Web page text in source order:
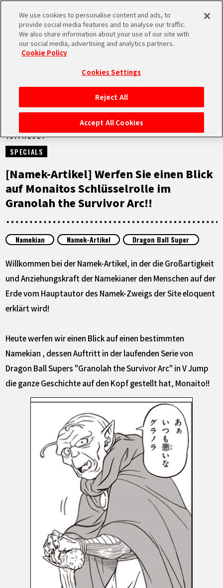
MEN
STARTSEITE
NEUES
HIGHLIGHTS
VIDEOS
SPECIALS
INFOS
LANGUAGE
NEUES
18.11.2021
SPECIALS
[Namek-Artikel] Werfen Sie einen Blick
auf Monaitos Schlüsselrolle im
Granolah the Survivor Arc!!
Namekian Namek-Artikel Dragon Ball Super
Willkommen bei der Namek-Artikel, in der die Großartigkeit
und Anziehungskraft der Namekianer den Menschen auf der
Erde vom Hauptautor des Namek-Zweigs der Site eloquent
erklärt wird!
Heute werfen wir einen Blick auf einen bestimmten
Namekian , dessen Auftritt in der laufenden Serie von
Dragon Ball Supers "Granolah the Survivor Arc" in V Jump
die ganze Geschichte auf den Kopf gestellt hat, Monaito!!
We use cookies to personalise content and ads, to
provide social media features and to analyse our traffic.
We also share information about your use of our site with
our social media, advertising and analytics partners.
Cookie Policy
Cookies Settings
Reject All
Accept All Cookies